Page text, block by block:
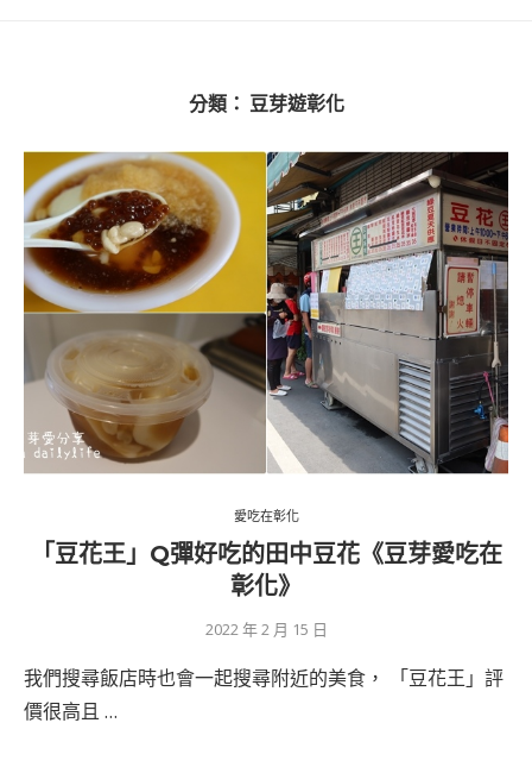
分類： 豆芽遊彰化
愛吃在彰化
「豆花王」Q彈好吃的田中豆花《豆芽愛吃在
彰化》
2022 年 2 月 15 日
我們搜尋飯店時也會一起搜尋附近的美食， 「豆花王」評
價很高且 …